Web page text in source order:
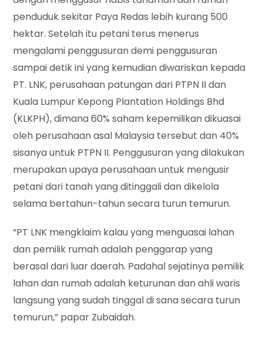
penduduk sekitar Paya Redas lebih kurang 500
hektar. Setelah itu petani terus menerus
mengalami penggusuran demi penggusuran
sampai detik ini yang kemudian diwariskan kepada
PT. LNK, perusahaan patungan dari PTPN II dan
Kuala Lumpur Kepong Plantation Holdings Bhd
(KLKPH), dimana 60% saham kepemilikan dikuasai
oleh perusahaan asal Malaysia tersebut dan 40%
sisanya untuk PTPN II. Penggusuran yang dilakukan
merupakan upaya perusahaan untuk mengusir
petani dari tanah yang ditinggali dan dikelola
selama bertahun-tahun secara turun temurun.
“PT LNK mengklaim kalau yang menguasai lahan
dan pemilik rumah adalah penggarap yang
berasal dari luar daerah. Padahal sejatinya pemilik
lahan dan rumah adalah keturunan dan ahli waris
langsung yang sudah tinggal di sana secara turun
temurun,” papar Zubaidah.